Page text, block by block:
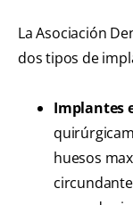
La Asociación
dos tipos de
Implantes
huesos